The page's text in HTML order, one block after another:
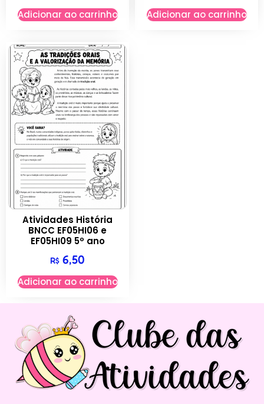
Adicionar ao carrinho Adicionar ao carrinho
Atividades História
BNCC EF05HI06 e
EF05HI09 5º ano
R$ 6,50
Adicionar ao carrinho